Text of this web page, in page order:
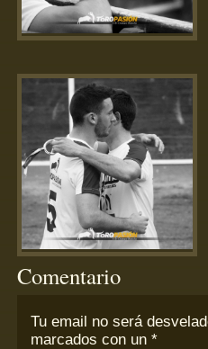
Comentario
Tu email noserá
marcados con un *